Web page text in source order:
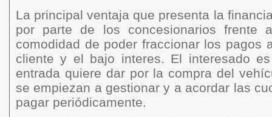
La principal ventaja que presenta la
por parte de los concesionarios frente
comodidad de poder fraccionar los pagos
cliente y el bajo interes. El interesado
entrada quiere dar por la compra del
se empiezan a gestionar y a acordar las
pagar periódicamente.